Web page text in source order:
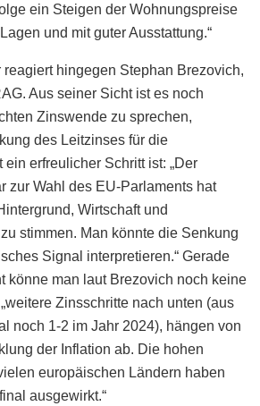
ein Steigen der Wohnungspreise
und mit guter Ausstattung.“
hingegen Stephan Brezovich,
Aus seiner Sicht ist es noch
Zinswende zu sprechen,
des Leitzinses für die
ein erfreulicher Schritt ist: „Der
zur Wahl des EU-Parlaments hat
Wirtschaft und
stimmen. Man könnte die Senkung
Signal interpretieren.“ Gerade
könne man laut Brezovich noch keine
Zinsschritte nach unten (aus
noch 1-2 im Jahr 2024), hängen von
der Inflation ab. Die hohen
europäischen Ländern haben
ausgewirkt.“